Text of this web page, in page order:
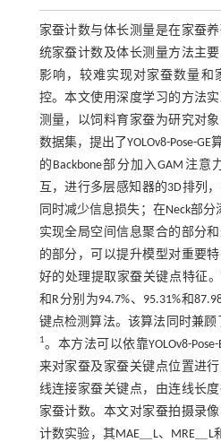
家蚕计数与体长测量是在家蚕
统家蚕计数及体长测量方法主
影响，较难实现对家蚕数量和
控。本文使用深度学习的方法
测量，以饲料育家蚕为研究对
数据集，提出了YOLOv8-Pose-GE
的Backbone部分加入GAM注
互，进行多层感知器的3D排列
同时减少信息损失；在Neck部分
实现全局空间信息聚合的部分
的部分，可以提升模型对重要
好的处理提取家蚕关键点特征。
和R分别为94.7%、95.31%和
键点检测算法。该算法同时兼顾
1。本方法可以依靠YOLOv8-
来对家蚕及家蚕关键点位置进
线连接家蚕关键点，由连线长
家蚕计数。本文对家蚕拍摄录
计数实验，其MAE＿L、MRE＿L